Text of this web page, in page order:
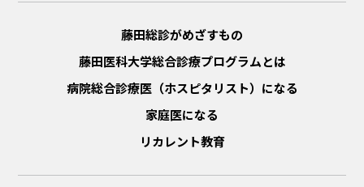
藤田総診がめざすもの
藤田医科大学総合診療プログラムとは
病院総合診療医（ホスピタリスト）になる
家庭医になる
リカレント教育